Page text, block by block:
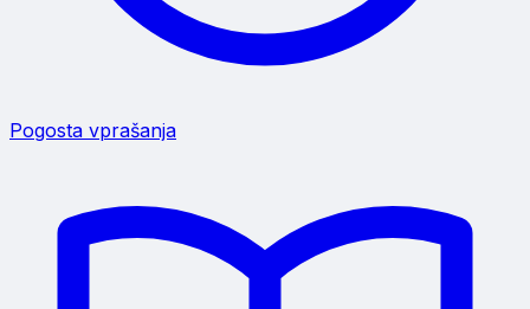
Pogosta vprašanja